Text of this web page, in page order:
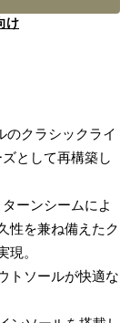
け
のクラシックライ
として再構築し
ーンシームによ
性を兼ね備えたク
現。
トソールが快適な